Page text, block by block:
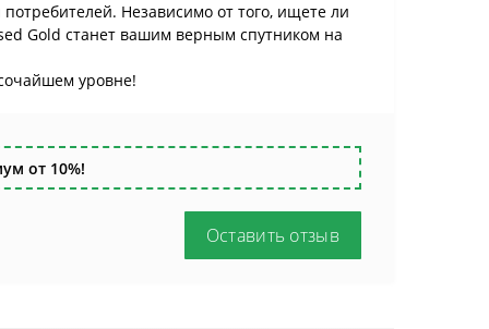
Независимо от того, ищете ли
Gold станет вашим верным спутником на
уровне!
от 10%!
Оставить отзыв